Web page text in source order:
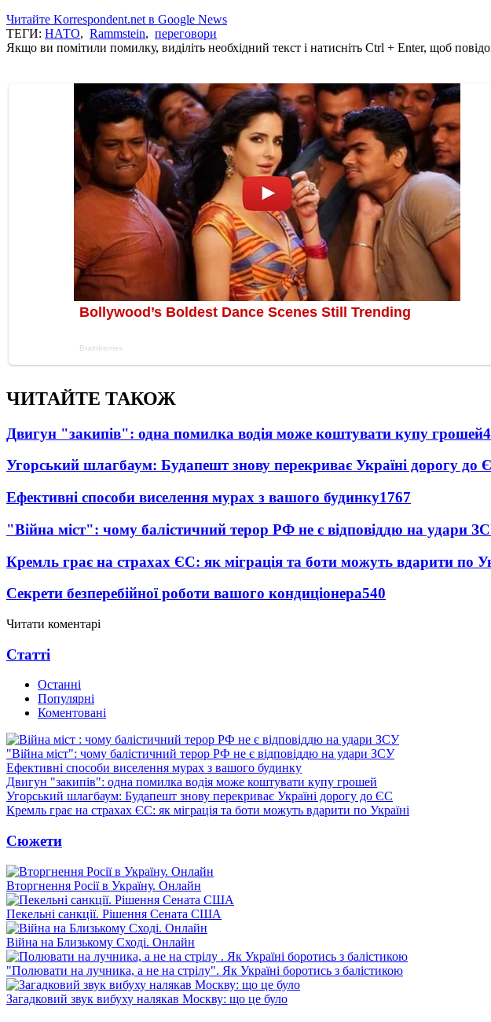
Читайте Korrespondent.net в Google News
ТЕГИ: НАТО, Rammstein, переговори
Якщо ви помітили помилку, виділіть необхідний текст і натисніть Ctrl + Enter, щоб
ЧИТАЙТЕ ТАКОЖ
Двигун "закипів": одна помилка водія може коштувати купу грошей
Угорський шлагбаум: Будапешт знову перекриває Україні дорогу до
Ефективні способи виселення мурах з вашого будинку1767
"Війна міст": чому балістичний терор РФ не є відповіддю на удари
Кремль грає на страхах ЄС: як міграція та боти можуть вдарити по
Секрети безперебійної роботи вашого кондиціонера540
Читати коментарі
Статті
Останні
Популярні
Коментовані
"Війна міст": чому балістичний терор РФ не є відповіддю на удари ЗСУ
Ефективні способи виселення мурах з вашого будинку
Двигун "закипів": одна помилка водія може коштувати купу грошей
Угорський шлагбаум: Будапешт знову перекриває Україні дорогу до ЄС
Кремль грає на страхах ЄС: як міграція та боти можуть вдарити по Україні
Сюжети
Вторгнення Росії в Україну. Онлайн
Пекельні санкції. Рішення Сената США
Війна на Близькому Сході. Онлайн
"Полювати на лучника, а не на стрілу". Як Україні боротись з балістикою
Загадковий звук вибуху налякав Москву: що це було